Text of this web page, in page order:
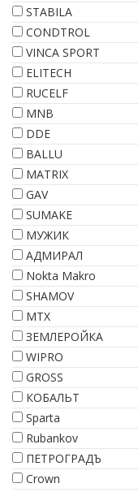
STABILA
CONDTROL
VINCA SPORT
ELITECH
RUCELF
MNB
DDE
BALLU
MATRIX
GAV
SUMAKE
МУЖИК
АДМИРАЛ
Nokta Makro
SHAMOV
МТХ
ЗЕМЛЕРОЙКА
WIPRO
GROSS
КОБАЛЬТ
Sparta
Rubankov
ПЕТРОГРАДЪ
Crown